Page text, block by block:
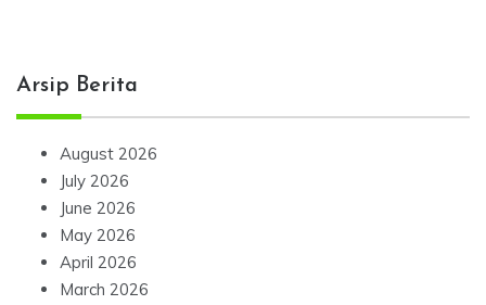
Arsip Berita
August 2026
July 2026
June 2026
May 2026
April 2026
March 2026